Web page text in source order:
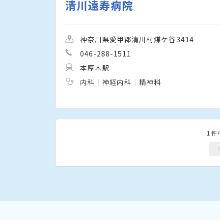
清川遠寿病院
神奈川県愛甲郡清川村煤ケ谷3414
046-288-1511
本厚木駅
内科
神経内科 精神科
1件